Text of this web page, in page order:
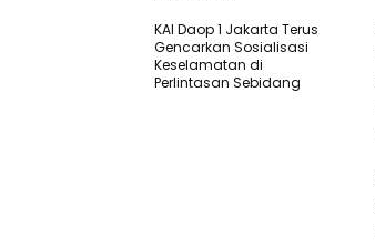
KAI Daop 1 Jakarta Terus
Gencarkan Sosialisasi
Keselamatan di
Perlintasan Sebidang